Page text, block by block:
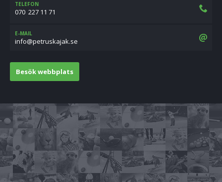
TELEFON
070  227 11 71
E-MAIL
es.kajaksurtep@ofni
Besök webbplats